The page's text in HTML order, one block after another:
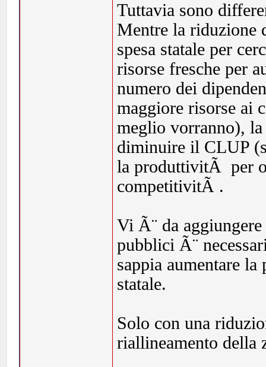
Tuttavia sono
Mentre la riduzione
spesa statale per
risorse fresche per
numero dei
maggiore risorse ai
meglio vorranno),
diminuire il CLUP
la produttivitÃ per
competitivitÃ .
Vi Ã¨ da
pubblici Ã¨
sappia aumentare
statale.
Solo con una
riallineamento della